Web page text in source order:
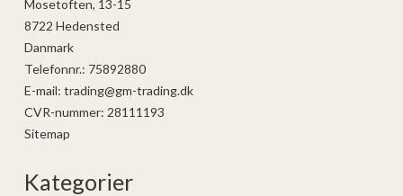
Mosetoften, 13-15
8722 Hedensted
Danmark
Telefonnr.: 75892880
E-mail: trading@gm-trading.dk
CVR-nummer: 28111193
Sitemap
Kategorier